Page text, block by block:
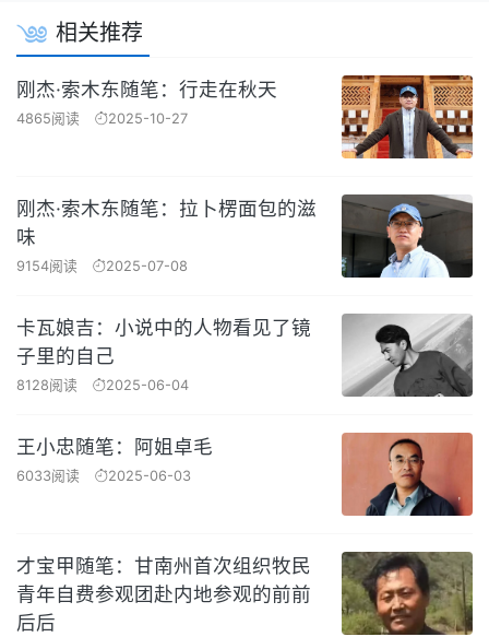
相关推荐
刚杰·索木东随笔：行走在秋天
4865阅读 2025-10-27
刚杰·索木东随笔：拉卜楞面包的滋
味
9154阅读 2025-07-08
卡瓦娘吉：小说中的人物看见了镜
子里的自己
8128阅读 2025-06-04
王小忠随笔：阿姐卓毛
6033阅读 2025-06-03
才宝甲随笔：甘南州首次组织牧民
青年自费参观团赴内地参观的前前
后后